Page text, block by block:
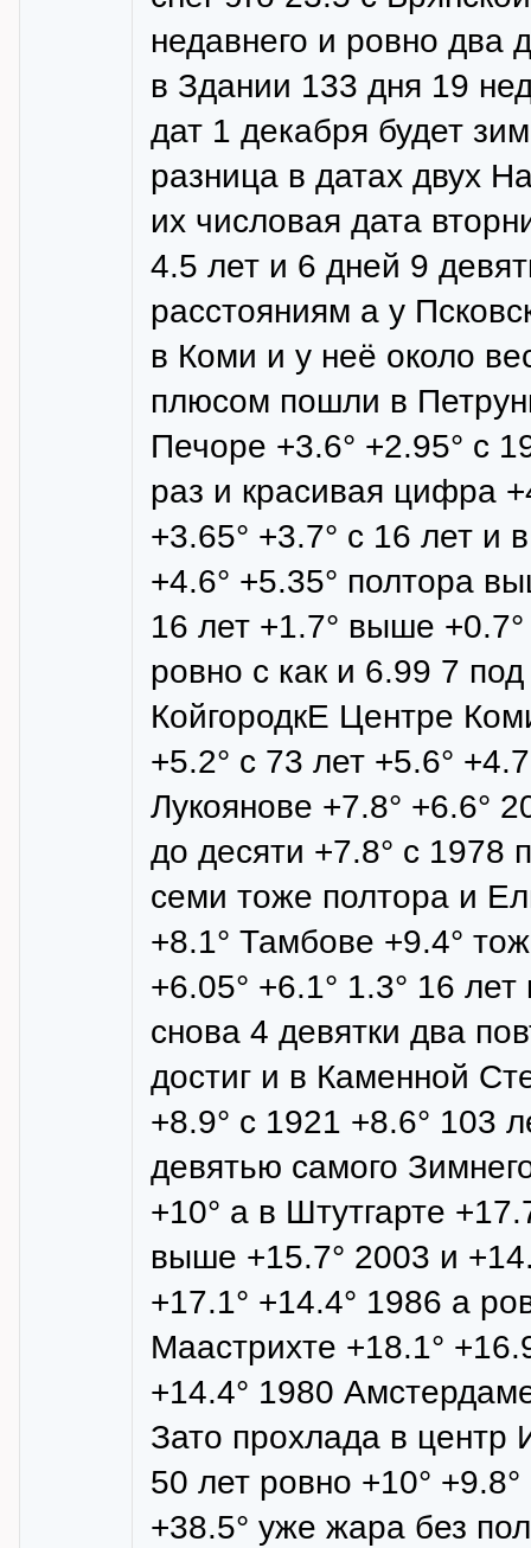
недавнего и ровно
в Здании 133 дня 19
дат 1 декабря будет
разница в датах двух
их числовая дата
4.5 лет и 6 дней 9
расстояниям а у
в Коми и у неё около
плюсом пошли в
Печоре +3.6° +2.95° с
раз и красивая цифра
+3.65° +3.7° с 16 лет
+4.6° +5.35° полтора
16 лет +1.7° выше
ровно с как и 6.99 7
КойгородкЕ Центре
+5.2° с 73 лет +5.6°
Лукоянове +7.8° +6.6°
до десяти +7.8° с
семи тоже полтора и
+8.1° Тамбове +9.4°
+6.05° +6.1° 1.3° 16
снова 4 девятки два
достиг и в Каменной
+8.9° с 1921 +8.6° 103
девятью самого
+10° а в Штутгарте
выше +15.7° 2003 и
+17.1° +14.4° 1986 а
Маастрихте +18.1°
+14.4° 1980
Зато прохлада в
50 лет ровно +10°
+38.5° уже жара без